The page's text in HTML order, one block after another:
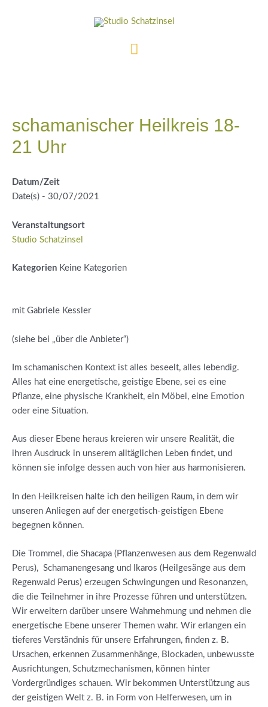
Hauptmenü
schamanischer Heilkreis 18-
21 Uhr
Datum/Zeit
Date(s) - 30/07/2021
Veranstaltungsort
Studio Schatzinsel
Kategorien Keine Kategorien
mit Gabriele Kessler
(siehe bei „über die Anbieter“)
Im schamanischen Kontext ist alles beseelt, alles lebendig.
Alles hat eine energetische, geistige Ebene, sei es eine
Pflanze, eine physische Krankheit, ein Möbel, eine Emotion
oder eine Situation.
Aus dieser Ebene heraus kreieren wir unsere Realität, die
ihren Ausdruck in unserem alltäglichen Leben findet, und
können sie infolge dessen auch von hier aus harmonisieren.
In den Heilkreisen halte ich den heiligen Raum, in dem wir
unseren Anliegen auf der energetisch-geistigen Ebene
begegnen können.
Die Trommel, die Shacapa (Pflanzenwesen aus dem Regenwald
Perus), Schamanengesang und Ikaros (Heilgesänge aus dem
Regenwald Perus) erzeugen Schwingungen und Resonanzen,
die die Teilnehmer in ihre Prozesse führen und unterstützen.
Wir erweitern darüber unsere Wahrnehmung und nehmen die
energetische Ebene unserer Themen wahr. Wir erlangen ein
tieferes Verständnis für unsere Erfahrungen, finden z. B.
Ursachen, erkennen Zusammenhänge, Blockaden, unbewusste
Ausrichtungen, Schutzmechanismen, können hinter
Vordergründiges schauen. Wir bekommen Unterstützung aus
der geistigen Welt z. B. in Form von Helferwesen, um in